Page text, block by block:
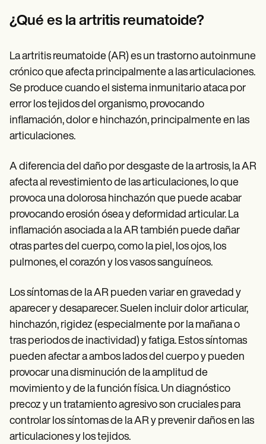
Demos
Switch to Carepatron
Become a Partner
Pricing
Why Carepatron?
Login
Get started
¿Qué es la artritis reumatoide?
La artritis reumatoide (AR) es un trastorno autoinmune
crónico que afecta principalmente a las articulaciones.
Se produce cuando el sistema inmunitario ataca por
error los tejidos del organismo, provocando
inflamación, dolor e hinchazón, principalmente en las
articulaciones.
A diferencia del daño por desgaste de la artrosis, la AR
afecta al revestimiento de las articulaciones, lo que
provoca una dolorosa hinchazón que puede acabar
provocando erosión ósea y deformidad articular. La
inflamación asociada a la AR también puede dañar
otras partes del cuerpo, como la piel, los ojos, los
pulmones, el corazón y los vasos sanguíneos.
Los síntomas de la AR pueden variar en gravedad y
aparecer y desaparecer. Suelen incluir dolor articular,
hinchazón, rigidez (especialmente por la mañana o
tras periodos de inactividad) y fatiga. Estos síntomas
pueden afectar a ambos lados del cuerpo y pueden
provocar una disminución de la amplitud de
movimiento y de la función física. Un diagnóstico
precoz y un tratamiento agresivo son cruciales para
controlar los síntomas de la AR y prevenir daños en las
articulaciones y los tejidos.